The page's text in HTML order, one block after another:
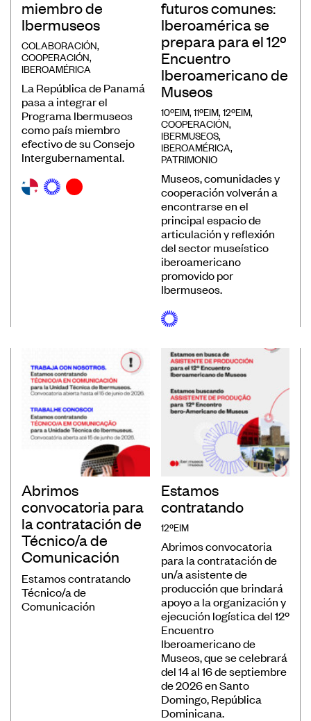
miembro de
Ibermuseos
COLABORACIÓN,
COOPERACIÓN,
IBEROAMÉRICA
La República de Panamá
pasa a integrar el
Programa Ibermuseos
como país miembro
efectivo de su Consejo
Intergubernamental.
futuros comunes:
Iberoamérica se
prepara para el 12º
Encuentro
Iberoamericano de
Museos
10ºEIM,11ºEIM,12ºEIM,
COOPERACIÓN,
IBERMUSEOS,
IBEROAMÉRICA,
PATRIMONIO
Museos, comunidades y
cooperación volverán a
encontrarse en el
principal espacio de
articulación y reflexión
del sector museístico
iberoamericano
promovido por
Ibermuseos.
Abrimos
convocatoria para
la contratación de
Técnico/a de
Comunicación
Estamos contratando
Técnico/a de
Comunicación
Estamos
contratando
12ºEIM
Abrimos convocatoria
para la contratación de
un/a asistente de
producción que brindará
apoyo a la organización y
ejecución logística del 12º
Encuentro
Iberoamericano de
Museos, que se celebrará
del 14 al 16 de septiembre
de 2026 en Santo
Domingo, República
Dominicana.